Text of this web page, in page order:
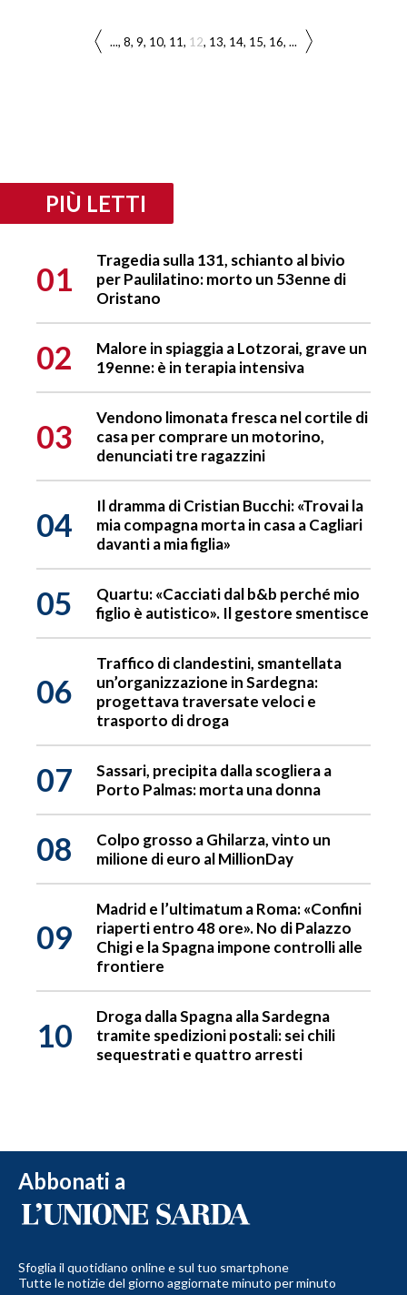
... 8 9 10 11 12 13 14 15 16 ...
PIÙ LETTI
01
Tragedia sulla 131, schianto al bivio
per Paulilatino: morto un 53enne di
Oristano
02
Malore in spiaggia a Lotzorai, grave un
19enne: è in terapia intensiva
03
Vendono limonata fresca nel cortile di
casa per comprare un motorino,
denunciati tre ragazzini
04
Il dramma di Cristian Bucchi: «Trovai la
mia compagna morta in casa a Cagliari
davanti a mia figlia»
05
Quartu: «Cacciati dal b&b perché mio
figlio è autistico». Il gestore smentisce
06
Traffico di clandestini, smantellata
un’organizzazione in Sardegna:
progettava traversate veloci e
trasporto di droga
07
Sassari, precipita dalla scogliera a
Porto Palmas: morta una donna
08
Colpo grosso a Ghilarza, vinto un
milione di euro al MillionDay
09
Madrid e l’ultimatum a Roma: «Confini
riaperti entro 48 ore». No di Palazzo
Chigi e la Spagna impone controlli alle
frontiere
10
Droga dalla Spagna alla Sardegna
tramite spedizioni postali: sei chili
sequestrati e quattro arresti
Abbonati a
Sfoglia il quotidiano online e sul tuo smartphone
Tutte le notizie del giorno aggiornate minuto per minuto